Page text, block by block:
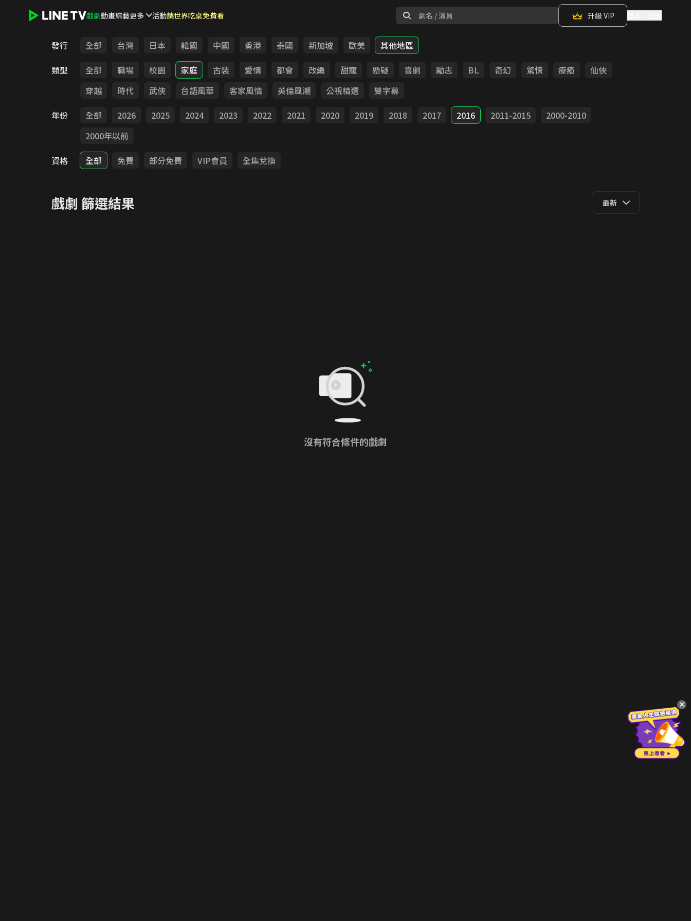
戲劇動畫綜藝更多 活動請世界吃桌免費看 升級 VIP
發行 全部 台灣 日本 韓國 中國 香港 泰國 新加坡 歐美
其他地區
類型
全部 職場 校園 家庭 古裝 愛情 都會 改編 甜寵 懸疑 喜劇 勵志 BL 奇幻 驚悚 療癒
仙俠
穿越
時代 武俠 台語風華 客家風情 英倫風潮 公視精選
雙字幕
年份
全部 2026 2025 2024 2023 2022 2021 2020 2019 2018 2017 2016 2011-2015
2000-2010
2000年以前
資格
全部 免費 部分免費 VIP會員 全集兌換
戲劇 篩選結果 最新
沒有符合條件的戲劇